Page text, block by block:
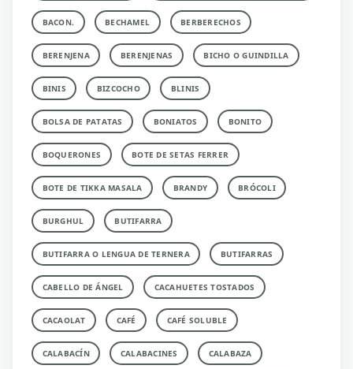
BACON. BECHAMEL BERBERECHOS
BERENJENA BERENJENAS BICHO O GUINDILLA
BINIS BIZCOCHO BLINIS
BOLSA DE PATATAS BONIATOS BONITO
BOQUERONES BOTE DE SETAS FERRER
BOTE DE TIKKA MASALA BRANDY BRÓCOLI
BURGHUL BUTIFARRA
BUTIFARRA O LENGUA DE TERNERA BUTIFARRAS
CABELLO DE ÁNGEL CACAHUETES TOSTADOS
CACAOLAT CAFÉ CAFÉ SOLUBLE
CALABACÍN CALABACINES CALABAZA